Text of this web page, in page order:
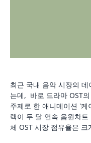
최근 국내 음악 시장의
는데, 바로 드라마 OST
주제로 한 애니메이션 '
랙이 두 달 연속 음원차
체 OST 시장 점유율은